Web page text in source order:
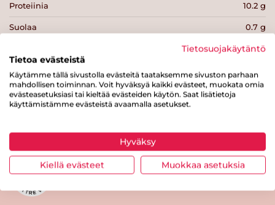
Proteiinia 10.2 g
Suolaa 0.7 g
Tulosta sivu Jaa tuote
Tietosuojakäytäntö
Tietoa evästeistä
Käytämme tällä sivustolla evästeitä taataksemme sivuston parhaan
mahdollisen toiminnan. Voit hyväksyä kaikki evästeet, muokata omia
evästeasetuksiasi tai kieltää evästeiden käytön. Saat lisätietoja
käyttämistämme evästeistä avaamalla asetukset.
Hyväksy
Kiellä evästeet Muokkaa asetuksia